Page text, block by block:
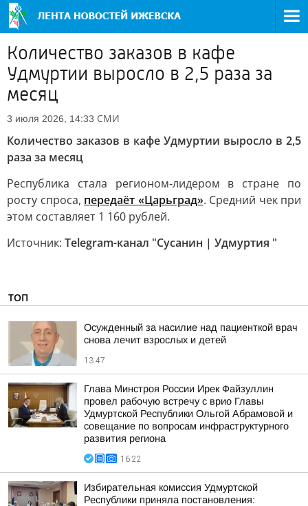
Количество заказов в кафе
Удмуртии выросло в 2,5 раза за
месяц
3 июля 2026, 14:33 СМИ
Количество заказов в кафе Удмуртии выросло в 2,5
раза за месяц
Республика стала регионом-лидером в стране по
росту спроса, передаёт «Царьград». Средний чек при
этом составляет 1 160 рублей.
Источник: Telegram-канал "Сусанин | Удмуртия "
ТОП
Осужденный за насилие над пациенткой врач
снова лечит взрослых и детей
13:47
Глава Минстроя России Ирек Файзуллин
провел рабочую встречу с врио Главы
Удмуртской Республики Ольгой Абрамовой и
совещание по вопросам инфраструктурного
развития региона
16:22
Избирательная комиссия Удмуртской
Республики приняла постановления: